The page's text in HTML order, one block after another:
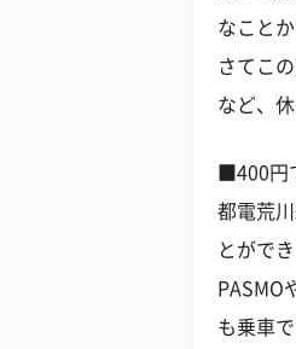
なこと
さてこ
など、
■400円
都電荒
とがで
PASMO
も乗車